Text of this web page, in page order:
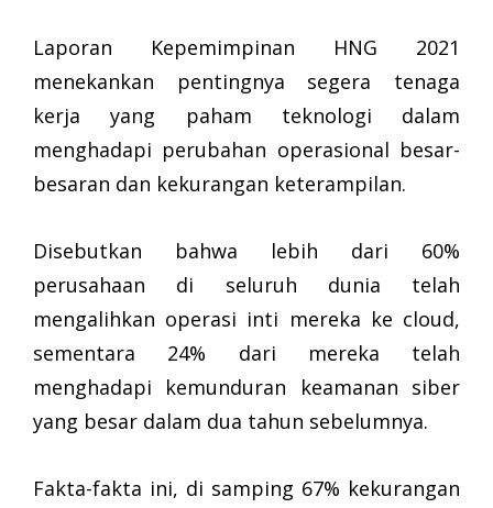
Laporan Kepemimpinan HNG 2021
menekankan pentingnya segera tenaga
kerja yang paham teknologi dalam
menghadapi perubahan operasional besar-
besaran dan kekurangan keterampilan.
Disebutkan bahwa lebih dari 60%
perusahaan di seluruh dunia telah
mengalihkan operasi inti mereka ke cloud,
sementara 24% dari mereka telah
menghadapi kemunduran keamanan siber
yang besar dalam dua tahun sebelumnya.
Fakta-fakta ini, di samping 67% kekurangan